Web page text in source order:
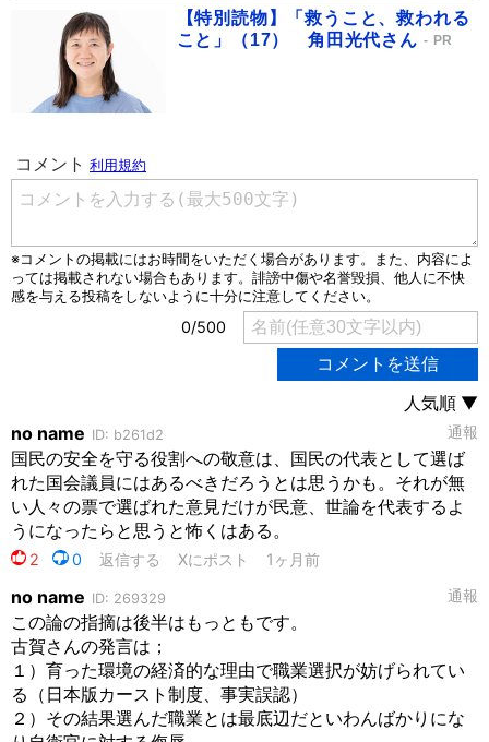
【特別読物】「救うこと、救われる
こと」（17） 角田光代さん
PR